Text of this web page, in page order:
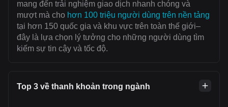
mang đến trải nghiệm giao dịch nhanh chóng và
mượt mà cho hơn 100 triệu người dùng trên nền tảng
tại hơn 150 quốc gia và khu vực trên toàn thế giới–
đây là lựa chọn lý tưởng cho những người dùng tìm
kiếm sự tin cậy và tốc độ.
Top 3 về thanh khoản trong ngành